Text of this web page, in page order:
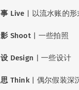
事 Live | 以流水账的
影 Shoot | 一些拍照
设 Design | 一些设计
思 Think | 偶尔假装深